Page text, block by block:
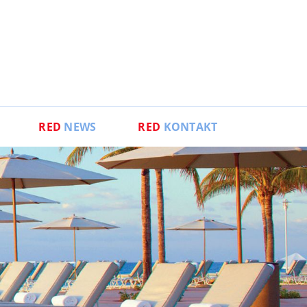
RED NEWS RED KONTAKT